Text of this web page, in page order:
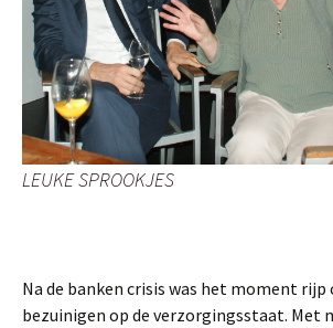
LEUKE SPROOKJES
Na de banken crisis was het moment
bezuinigen op de verzorgingsstaat. Met